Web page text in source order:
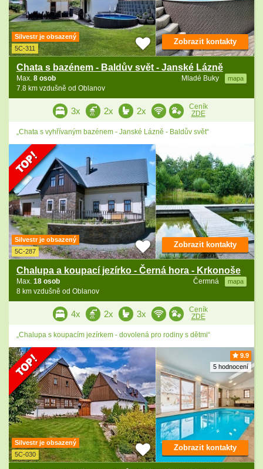
Silvestr je obsazený
5C-311
Chata s bazénem - Baldův svět - Janské Lázně
Mladé Buky mapa
Max. 8 osob
7.8 km vzdušně od Oblanov
Zobrazit kontakty
3x 2x 2x
Ceník
ZDE
„Chata s vyhřívaným bazénem - Janské Lázně - Baldův svět“
Silvestr je obsazený
5C-287
Chalupa a koupací jezírko - Černá hora - Krkonoše
Čermná mapa
Max. 18 osob
8 km vzdušně od Oblanov
Zobrazit kontakty
4x 2x 3x
Ceník
ZDE
„Chalupa s koupacím jezírkem - dovolená pro rodiny s dětmi“
9.9
5 hodnocení
Silvestr je obsazený
5C-030
Zobrazit kontakty